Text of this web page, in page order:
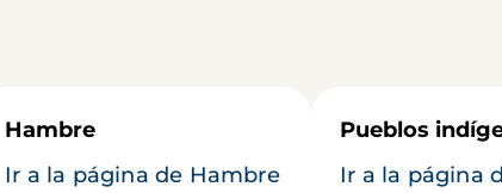
Hambre
Ir a la página de Hambre
Pueblos
Ir a la página